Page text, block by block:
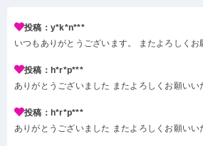
投稿：y*k*n***
いつもありがとうございます。 またよろしくお
投稿：h*r*p***
ありがとうございました またよろしくお願いい
投稿：h*r*p***
ありがとうございました またよろしくお願いい